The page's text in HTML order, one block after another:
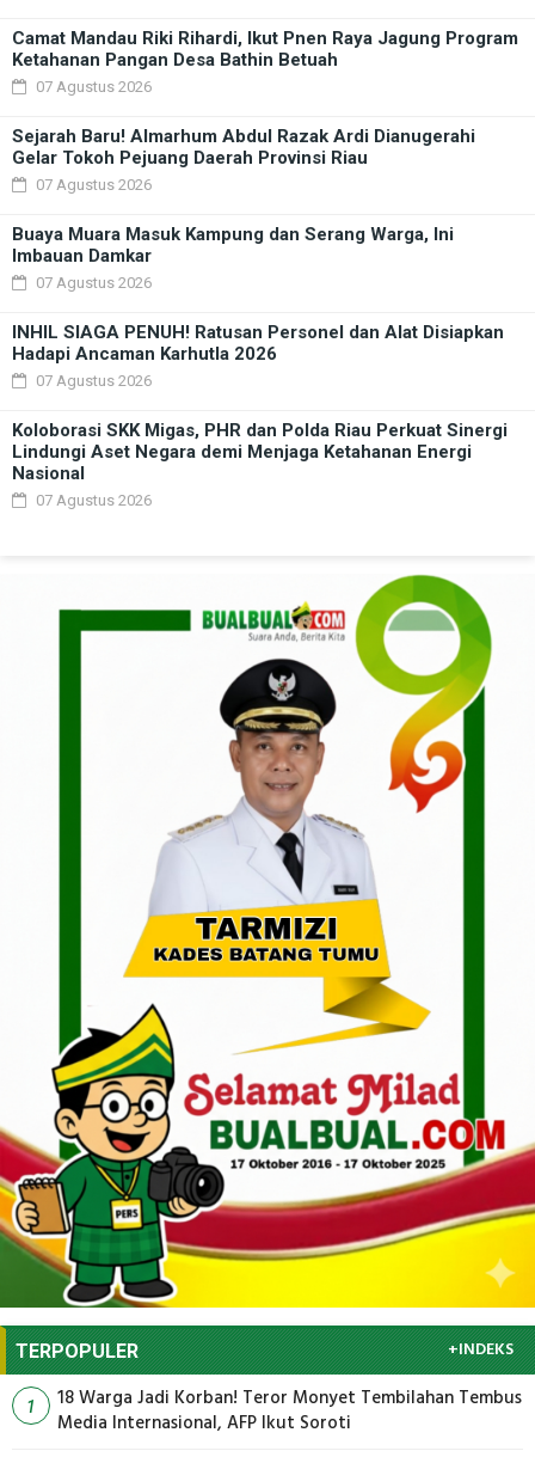
Camat Mandau Riki Rihardi, Ikut Pnen Raya Jagung Program
Ketahanan Pangan Desa Bathin Betuah
07 Agustus 2026
Sejarah Baru! Almarhum Abdul Razak Ardi Dianugerahi
Gelar Tokoh Pejuang Daerah Provinsi Riau
07 Agustus 2026
Buaya Muara Masuk Kampung dan Serang Warga, Ini
Imbauan Damkar
07 Agustus 2026
INHIL SIAGA PENUH! Ratusan Personel dan Alat Disiapkan
Hadapi Ancaman Karhutla 2026
07 Agustus 2026
Koloborasi SKK Migas, PHR dan Polda Riau Perkuat Sinergi
Lindungi Aset Negara demi Menjaga Ketahanan Energi
Nasional
07 Agustus 2026
TERPOPULER +INDEKS
1
18 Warga Jadi Korban! Teror Monyet Tembilahan Tembus
Media Internasional, AFP Ikut Soroti